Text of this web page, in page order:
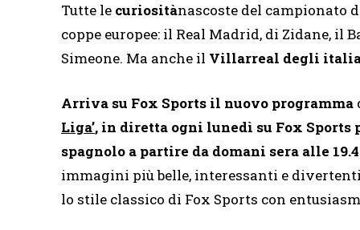
Tutte le curiositànascoste del campionato
coppe europee: il Real Madrid, di Zidane, il
Simeone. Ma anche il Villarreal degli
Arriva su Fox Sports il nuovo programma
Liga’, in diretta ogni lunedì su Fox
spagnolo a partire da domani sera alle
immagini più belle, interessanti e
lo stile classico di Fox Sports con